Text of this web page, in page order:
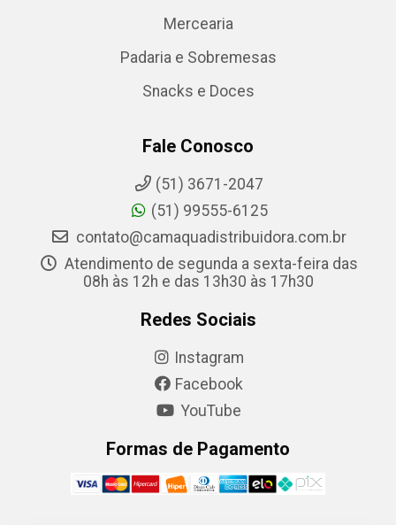
Mercearia
Padaria e Sobremesas
Snacks e Doces
Fale Conosco
(51) 3671-2047
(51) 99555-6125
contato@camaquadistribuidora.com.br
Atendimento de segunda a sexta-feira das
08h às 12h e das 13h30 às 17h30
Redes Sociais
Instagram
Facebook
YouTube
Formas de Pagamento